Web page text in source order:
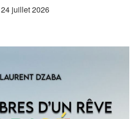
24 juillet 2026